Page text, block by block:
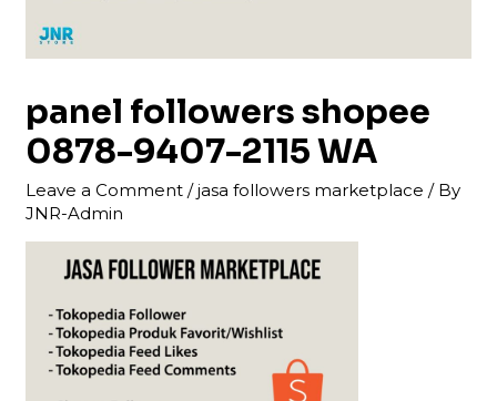
panel followers shopee
0878-9407-2115 WA
Leave a Comment /jasa followers marketplace / By
JNR-Admin